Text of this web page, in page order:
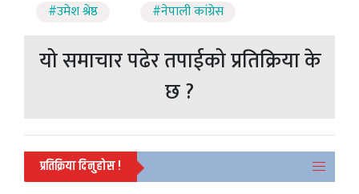
#उमेश श्रेष्ठ #नेपाली कांग्रेस
यो समाचार पढेर तपाईको प्रतिक्रिया के
छ ?
प्रतिक्रिया दिनुहोस !